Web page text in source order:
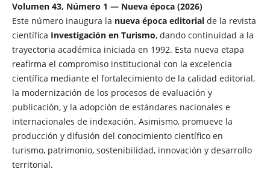
Volumen 43, Número 1 — Nueva época (2026)
Este número inaugura la nueva época editorialde la revista
científica Investigación en Turismo, dando continuidad a la
trayectoria académica iniciada en 1992. Esta nueva etapa
reafirma el compromiso institucional con la excelencia
científica mediante el fortalecimiento de la calidad editorial,
la modernización de los procesos de evaluación y
publicación, y la adopción de estándares nacionales e
internacionales de indexación. Asimismo, promueve la
producción y difusión del conocimiento científico en
turismo, patrimonio, sostenibilidad, innovación y desarrollo
territorial.